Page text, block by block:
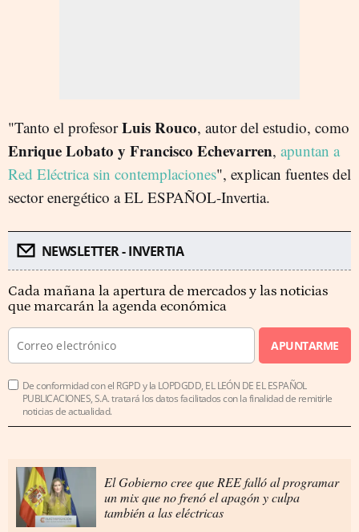
"Tanto el profesorLuis Rouco, autor del estudio, como
Enrique Lobato y Francisco Echevarren, apuntan a
Red Eléctrica sin contemplaciones", explican fuentes del
sector energético a EL ESPAÑOL-Invertia.
NEWSLETTER - INVERTIA
Cada mañana la apertura de mercados y las noticias
que marcarán la agenda económica
APUNTARME
De conformidad con el RGPD y la LOPDGDD, EL LEÓN DE EL ESPAÑOL
PUBLICACIONES, S.A. tratará los datos facilitados con la finalidad de remitirle
noticias de actualidad.
El Gobierno cree que REE falló al programar
un mix que no frenó el apagón y culpa
también a las eléctricas